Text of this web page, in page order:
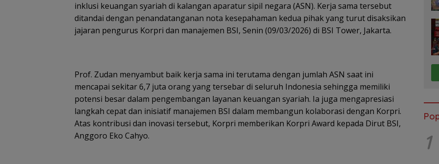
inklusi keuangan syariah di kalangan aparatur sipil negara (ASN). Kerja sama tersebut
ditandai dengan penandatanganan nota kesepahaman kedua pihak yang turut disaksikan
jajaran pengurus Korpri dan manajemen BSI, Senin (09/03/2026) di BSI Tower, Jakarta.
Prof. Zudan menyambut baik kerja sama ini terutama dengan jumlah ASN saat ini
mencapai sekitar 6,7 juta orang yang tersebar di seluruh Indonesia sehingga memiliki
potensi besar dalam pengembangan layanan keuangan syariah. Ia juga mengapresiasi
langkah cepat dan inisiatif manajemen BSI dalam membangun kolaborasi dengan Korpri.
Atas kontribusi dan inovasi tersebut, Korpri memberikan Korpri Award kepada Dirut BSI,
Anggoro Eko Cahyo.
1